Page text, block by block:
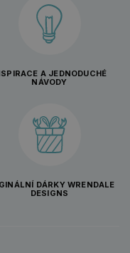
A JEDNODUCHÉ
NÁVODY
DÁRKY WRENDALE
DESIGNS